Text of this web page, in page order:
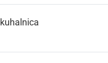
kuhalnica